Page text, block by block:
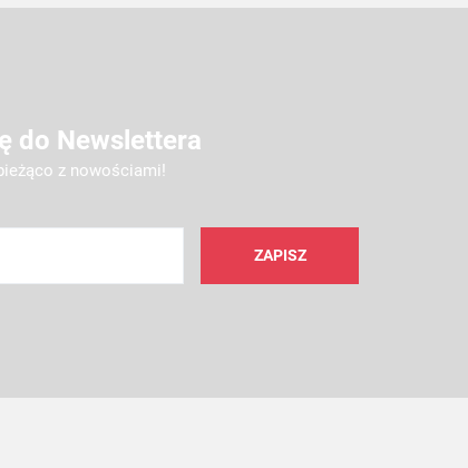
do Newslettera
z nowościami!